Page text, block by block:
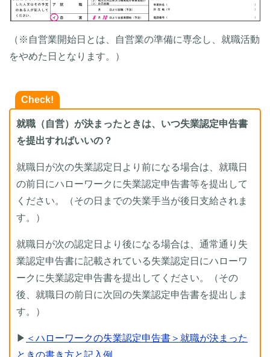
（※自営業開始日とは、自営業の準備に専念し、就職活動
をやめた日となります。）
Check!
就職（自営）が決まったときは、いつ失業認定申告書
を提出すればいいの？
就職日が次の失業認定日より前になる場合は、就職日
の前日にハローワークに失業認定申告書等を提出して
ください。（その日までの失業手当が後日支給されま
す。）
就職日が次の認定日より後になる場合は、通常通り失
業認定申告書に記載されている失業認定日にハローワ
ークに失業認定申告書を提出してください。（その
後、就職日の前日に次回の失業認定申告書を提出しま
す。）
▶ ＜ハローワークの失業認定申告書＞就職が決まった
ときの書き方と記入例